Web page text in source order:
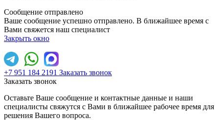
Сообщение отправлено
Ваше сообщение успешно отправлено. В ближайшее время с
Вами свяжется наш специалист
Закрыть окно
+7 951 184 2191 Заказать звонок
Заказать звонок
Оставьте Ваше сообщение и контактные данные и наши
специалисты свяжутся с Вами в ближайшее рабочее время для
решения Вашего вопроса.